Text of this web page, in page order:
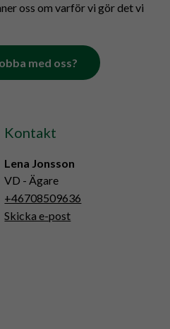
oss om varför vi gör det vi
med oss?
Kontakt
Lena Jonsson
VD - Ägare
+46708509636
Skicka e-post